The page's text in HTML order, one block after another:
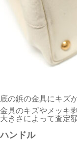
底の鋲の金具にキズ
金具のキズやメッキ
大きさによって査定
ハンドル